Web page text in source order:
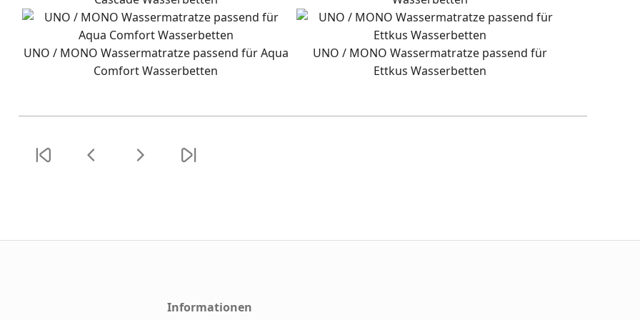
UNO / MONO Wassermatratze passend für Aqua
Comfort Wasserbetten
UNO / MONO Wassermatratze passend für
Ettkus Wasserbetten
Informationen